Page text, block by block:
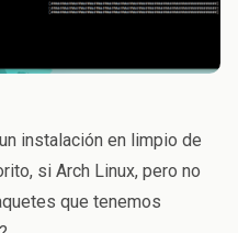
instalación en limpio de
si Arch Linux, pero no
que tenemos